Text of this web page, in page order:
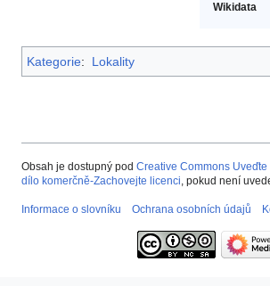
Wikidata
Kategorie: Lokality
Obsah je dostupný pod Creative Commons
dílo komerčně-Zachovejte licenci, pokud není
Informace o slovníku Ochrana osobních údajů